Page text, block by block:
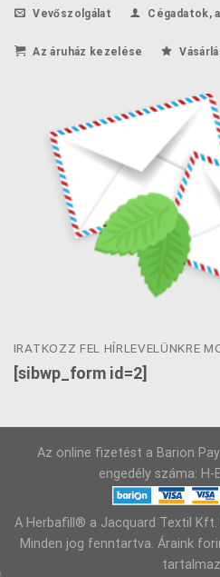
Vevőszolgálat Cégadatok,
Az áruház kezelése
IRATKOZZ FEL HÍRLEVELÜNKRE
[sibwp_form id=2]
Az online fizetést a Barion
engedély száma: H-
A Herbafill® a Jacquard Textil
Minden jog fenntartva. Áraink